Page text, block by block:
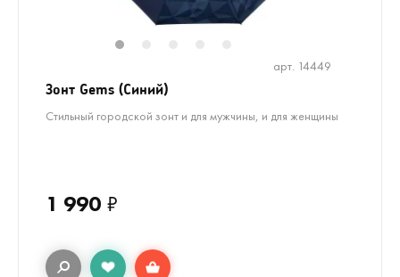
арт. 14449
Зонт Gems (Синий)
Стильный городской зонт и для мужчины, и для женщины
1 990 ₽